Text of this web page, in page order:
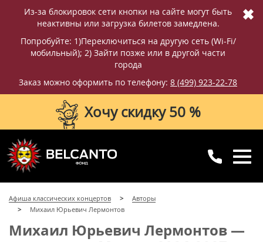
Из-за блокировок сети кнопки на сайте могут быть
неактивны или загрузка билетов замедлена.
Попробуйте: 1)Переключиться на другую сеть (Wi-Fi/
мобильный); 2) Зайти позже или в другой части
города
Заказ можно оформить по телефону: 8 (499) 923-22-78
✖
Хочу скидку 50 %
8 (499) 923-22-78
с 10:00 до 20:00
Афиша классических концертов
Авторы
Михаил Юрьевич Лермонтов
Михаил Юрьевич Лермонтов —